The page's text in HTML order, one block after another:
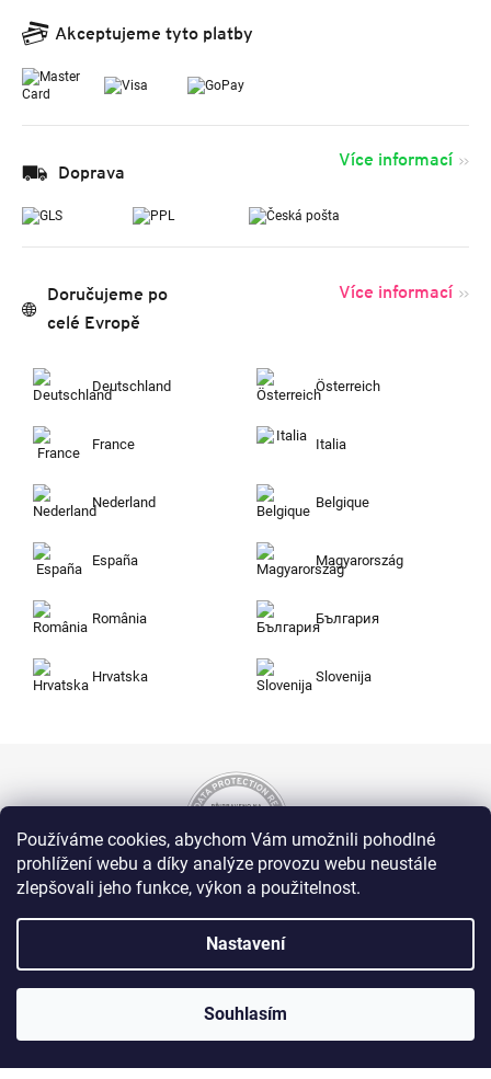
Používáme cookies, abychom Vám umožnili pohodlné
prohlížení webu a díky analýze provozu webu neustále
zlepšovali jeho funkce, výkon a použitelnost.
Nastavení
Souhlasím
Akceptujeme tyto platby
Doprava
Více informací
Doručujeme po
celé Evropě
Více informací
Deutschland Österreich
France Italia
Nederland Belgique
España Magyarország
România България
Hrvatska Slovenija
naprostém bezpečí, veškeré informace mezi
prohlížečem a serverem se přenášejí v
Zuty, Westlogic s.r.o., Olomoucká 267/29, Opava, 746 01